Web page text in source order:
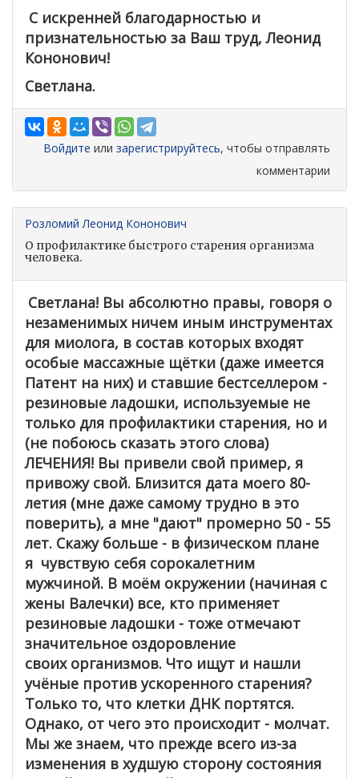
С искренней благодарностью и
признательностью за Ваш труд, Леонид
Кононович!
Светлана.
Войдите или зарегистрируйтесь, чтобы отправлять
комментарии
Розломий Леонид Кононович
О профилактике быстрого старения организма
человека.
Светлана! Вы абсолютно правы, говоря о
незаменимых ничем иным инструментах
для миолога, в состав которых входят
особые массажные щётки (даже имеется
Патент на них) и ставшие бестселлером -
резиновые ладошки, используемые не
только для профилактики старения, но и
(не побоюсь сказать этого слова)
ЛЕЧЕНИЯ! Вы привели свой пример, я
привожу свой. Близится дата моего 80-
летия (мне даже самому трудно в это
поверить), а мне "дают" промерно 50 - 55
лет. Скажу больше - в физическом плане
я чувствую себя сорокалетним
мужчиной. В моём окружении (начиная с
жены Валечки) все, кто применяет
резиновые ладошки - тоже отмечают
значительное оздоровление
своих организмов. Что ищут и нашли
учёные против ускоренного старения?
Только то, что клетки ДНК портятся.
Однако, от чего это происходит - молчат.
Мы же знаем, что прежде всего из-за
изменения в худшую сторону состояния